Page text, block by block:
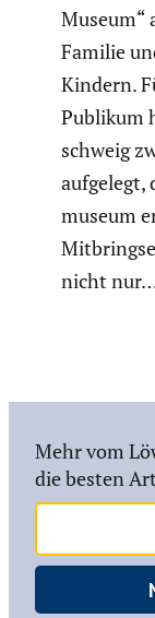
Museum“
Familie
Kindern.
Publikum
schweig
aufgelegt,
mu­seum
nicht
Mehr vom
die besten